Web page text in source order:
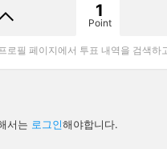
1
Point
로필 페이지에서 투표 내역을 검색하
서는 로그인해야합니다.